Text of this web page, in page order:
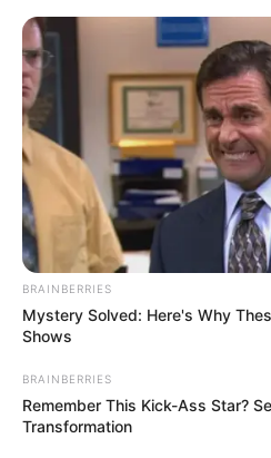
BRAINBERRIES
Mystery Solved: Here's Why
Shows
BRAINBERRIES
Remember This Kick-Ass Star?
Transformation